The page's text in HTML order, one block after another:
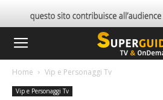
Home Vip e Personaggi Tv
Vip e Personaggi Tv